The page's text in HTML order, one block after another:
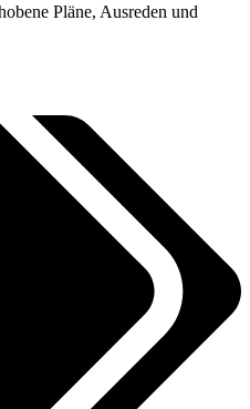
Pläne, Ausreden und